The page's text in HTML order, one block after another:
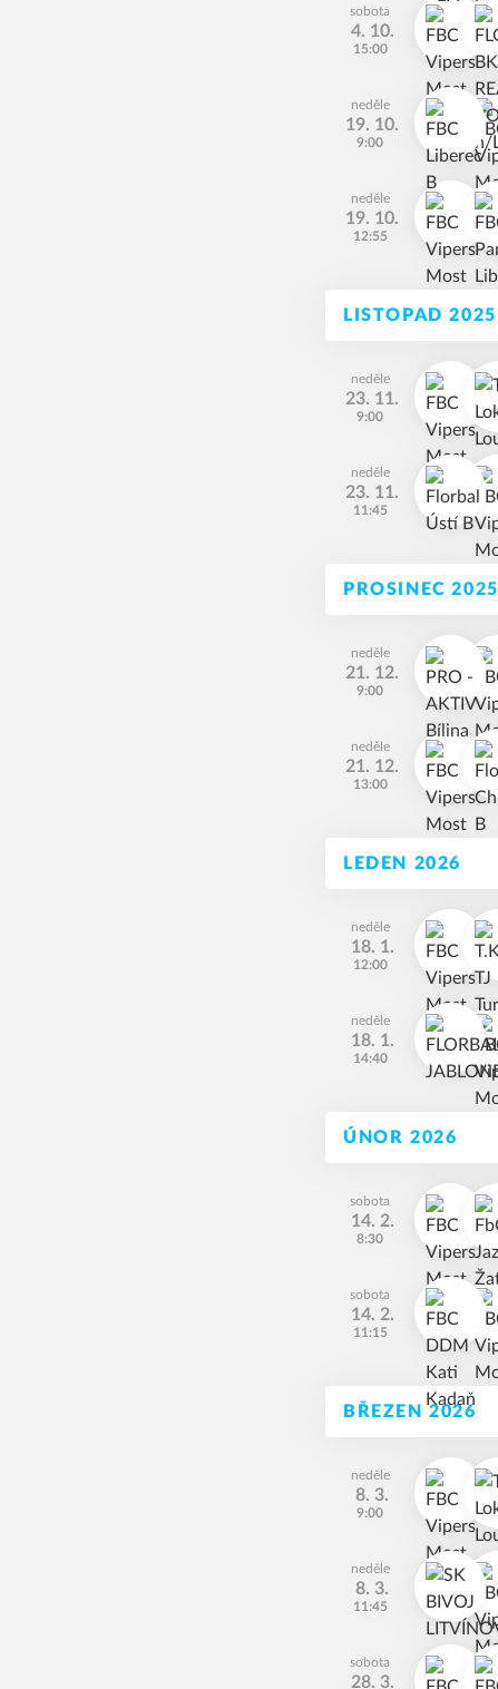
sobota
4. 10.
15:00
neděle
19. 10.
9:00
neděle
19. 10.
12:55
LISTOPAD 2025
neděle
23. 11.
9:00
neděle
23. 11.
11:45
PROSINEC 2025
neděle
21. 12.
9:00
neděle
21. 12.
13:00
LEDEN 2026
neděle
18. 1.
12:00
neděle
18. 1.
14:40
ÚNOR 2026
sobota
14. 2.
8:30
sobota
14. 2.
11:15
BŘEZEN 2026
neděle
8. 3.
9:00
neděle
8. 3.
11:45
sobota
28. 3.